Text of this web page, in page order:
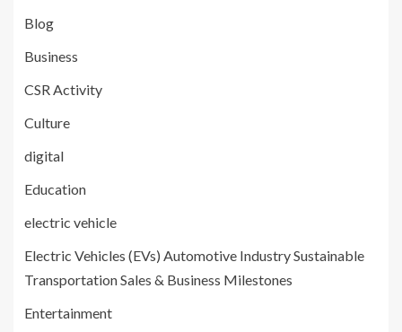
Blog
Business
CSR Activity
Culture
digital
Education
electric vehicle
Electric Vehicles (EVs) Automotive Industry Sustainable
Transportation Sales & Business Milestones
Entertainment